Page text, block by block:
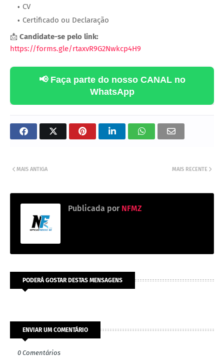
CV
Certificado ou Declaração
📩 Candidate-se pelo link:
https://forms.gle/rtaxvR9G2Nwkcp4H9
📢 Faça parte do nosso CANAL no
WhatsApp
MAIS RECENTE
MAIS ANTIGA
Publicada por NFMZ
PODERÁ GOSTAR DESTAS MENSAGENS
ENVIAR UM COMENTÁRIO
0 Comentários